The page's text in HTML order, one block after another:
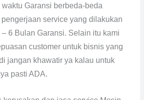
Garansi berbeda-beda
service yang dilakukan
6 Bulan Garansi. Selain itu kami
customer untuk bisnis yang
jangan khawatir ya kalau untuk
pasti ADA.